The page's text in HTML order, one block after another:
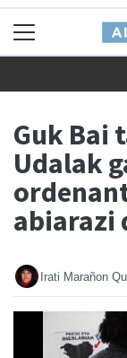
Guk Bai
Udalak
abiarazi
Irati Marañon